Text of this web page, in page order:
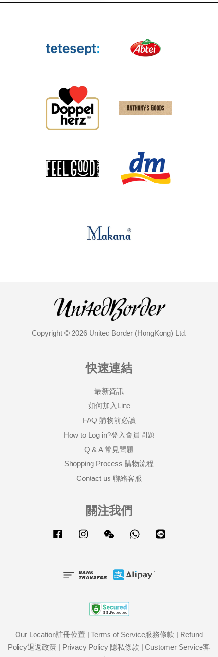
Copyright © 2026 United Border (HongKong) Ltd.
快速連結
最新資訊
如何加入Line
FAQ 購物前必讀
How to Log in?登入會員問題
Q & A 常見問題
Shopping Process 購物流程
Contact us 聯絡客服
關注我們
Facebook Instagram Wechat Whatsapp
Our Location註冊位置 | Terms of Service服務條款 | Refund
Policy退返政策 | Privacy Policy 隱私條款 | Customer Service客